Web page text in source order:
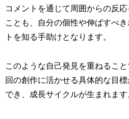
コメントを通じて周囲からの反応
ことも、自分の個性や伸ばすべ
トを知る手助けとなります。
このような自己発見を重ねるこ
回の創作に活かせる具体的な目
でき、成長サイクルが生まれます